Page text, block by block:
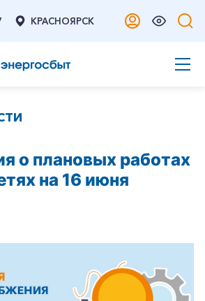
КРАСНОЯРСК
о плановых работах
на 16 июня